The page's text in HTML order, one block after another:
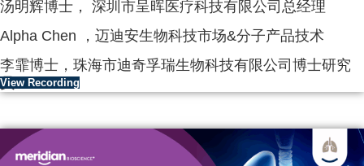
汤明辉博士， 深圳市呈晖医疗科技有限公司总经理
Alpha Chen ，迈迪安生物科技市场&分子产品技术
李霏博士，珠海市迪奇孚瑞生物科技有限公司博士研究
员
View Recording